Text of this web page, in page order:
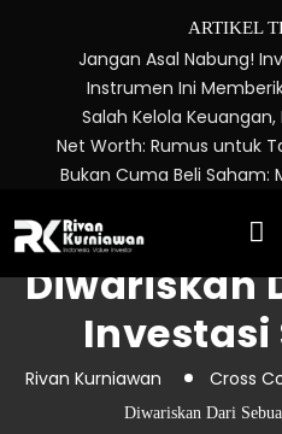
ARTIKEL
Jangan Asal Nabung!
Instrumen Ini
Salah Kelola
Net Worth: Rumus untuk
Bukan Cuma Beli Saham:
Apa Saja
Diwariskan
Investasi
Rivan Kurniawan Cross
Diwariskan Dari